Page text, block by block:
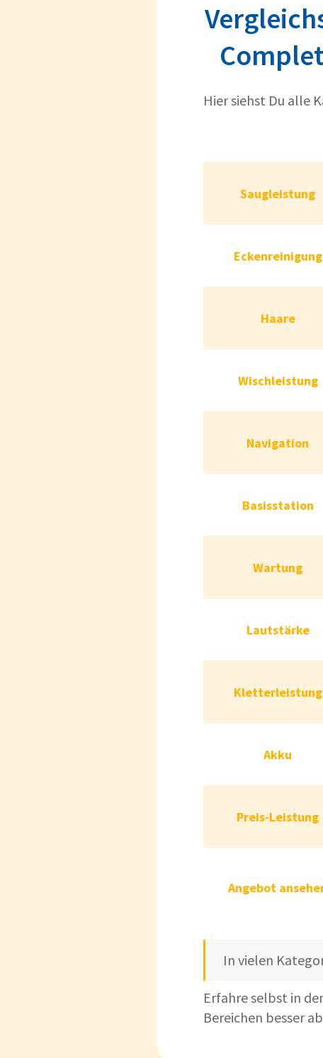
Hier siehst Du alle
Preis-
Saugleistung
Eckenreinigung
Haare
Wischleistung
Navigation
Basisstation
Wartung
Lautstärke
Kletterleistung
Akku
Preis-Leistung
Angebot
In vielen
Erfahre selbst in
Bereichen besser